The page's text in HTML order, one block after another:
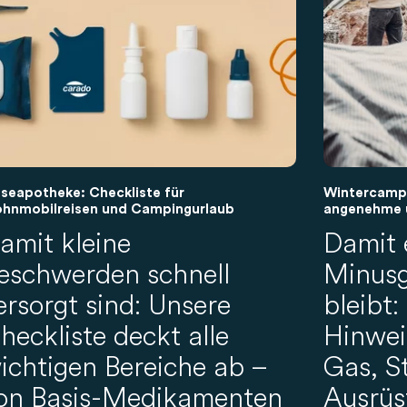
Checkliste für
und Campingurlaub
kleine
schnell
sind: Unsere
deckt alle
Bereiche ab –
Basis-Medikamenten
Damit
bleibt:
Gas,